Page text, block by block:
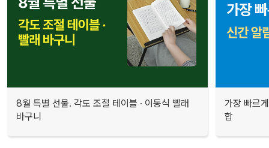
8월 특별 선물. 각도 조절 테이블 · 이동식 빨래
바구니
가장 빠르
합